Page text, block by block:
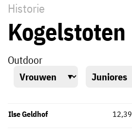
Historie
Kogelstoten
Outdoor
Ilse Geldhof 12,39